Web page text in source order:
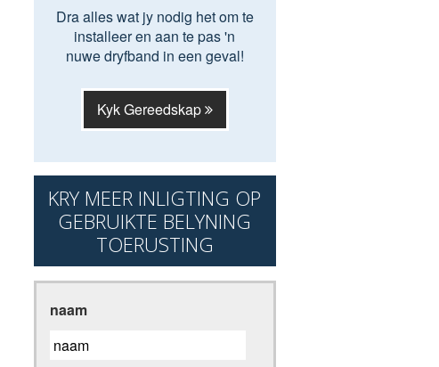
Dra alles wat jy nodig het om te
installeer en aan te pas 'n
nuwe dryfband in een geval!
Kyk Gereedskap
KRY MEER INLIGTING OP
GEBRUIKTE BELYNING
TOERUSTING
naam